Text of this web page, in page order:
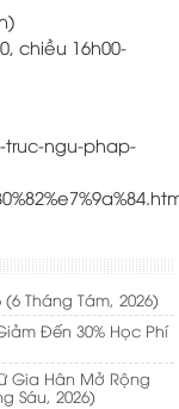
chiều 16h00-
ngu-phap-
(6 Tháng Tám, 2026)
Đến 30% Học Phí
Gia Hân Mở Rộng
Sáu, 2026)